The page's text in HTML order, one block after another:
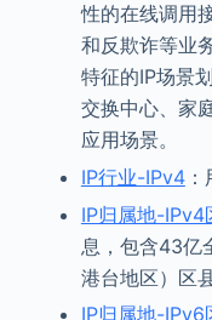
性的在线调用
和反欺诈等业
特征的IP场景
交换中心、家
应用场景。
IP行业-IPv4：
IP归属地-IPv4
息，包含43亿
港台地区）区
IP归属地-IPv6